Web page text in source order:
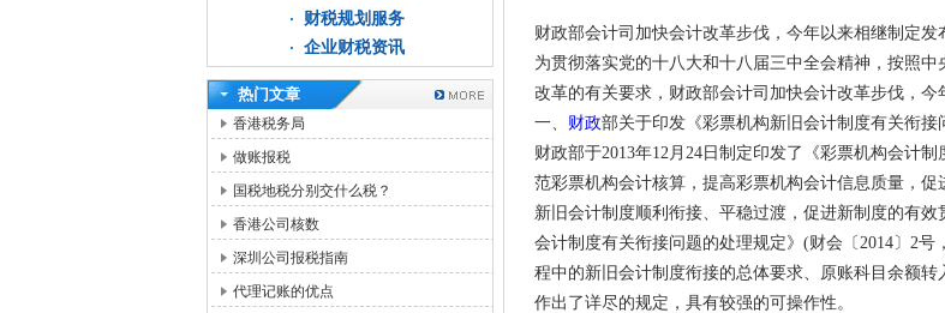
财税规划服务
企业财税资讯
热门文章
香港税务局
做账报税
国税地税分别交什么税？
香港公司核数
深圳公司报税指南
代理记账的优点
财政部会计司加快会计改革步伐，今年以来相继制定发
为贯彻落实党的十八大和十八届三中全会精神，按照
改革的有关要求，财政部会计司加快会计改革步伐，今
一、 财政部关于印发《彩票机构新旧会计制度有关衔
财政部于2013年12月24日制定印发了《彩票机构会计
范彩票机构会计核算，提高彩票机构会计信息质量，
新旧会计制度顺利衔接、平稳过渡，促进新制度的有
会计制度有关衔接问题的处理规定》(财会〔2014〕2
程中的新旧会计制度衔接的总体要求、原账科目余额
作出了详尽的规定，具有较强的可操作性。